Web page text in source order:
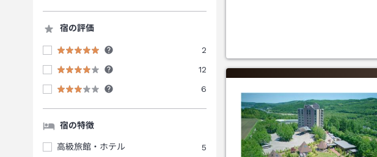
宿の評価
2
12
6
宿の特徴
高級旅館・ホテル
5